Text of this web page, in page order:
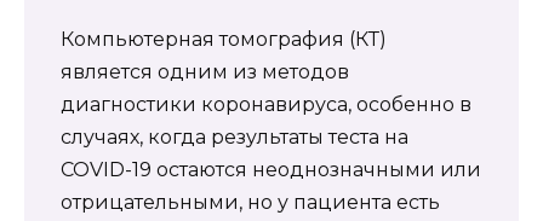
Компьютерная томография (КТ)
является одним из методов
диагностики коронавируса, особенно в
случаях, когда результаты теста на
COVID-19 остаются неоднозначными или
отрицательными, но у пациента есть